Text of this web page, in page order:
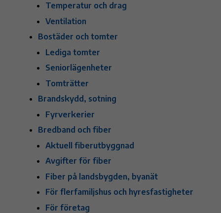
Temperatur och drag
Ventilation
Bostäder och tomter
Lediga tomter
Seniorlägenheter
Tomträtter
Brandskydd, sotning
Fyrverkerier
Bredband och fiber
Aktuell fiberutbyggnad
Avgifter för fiber
Fiber på landsbygden, byanät
För flerfamiljshus och hyresfastigheter
För företag